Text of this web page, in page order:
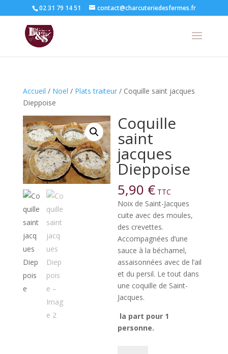
02 31 79 14 51 contact@charcuteriedesfermes.fr
Accueil / Noel / Plats traiteur/ Coquille saint jacques
Dieppoise
Coquille
saint
jacques
Dieppoise
5,90 € TTC
Noix de Saint-Jacques
cuite avec des moules,
des crevettes.
Accompagnées d’une
sauce à la béchamel,
assaisonnées avec de l’ail
et du persil. Le tout dans
une coquille de Saint-
Jacques.
la part pour 1
personne.